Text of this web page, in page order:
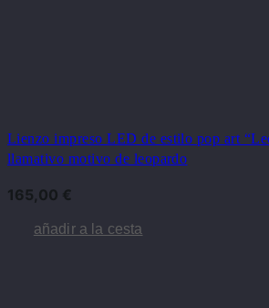
Lienzo impreso LED de estilo pop art
llamativo motivo de leopardo
165,00 €
añadir a la cesta